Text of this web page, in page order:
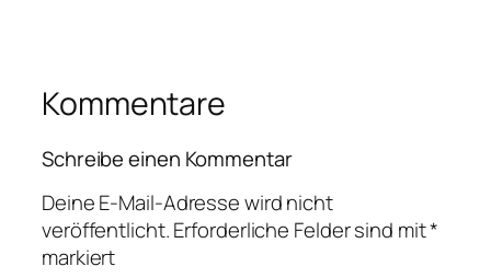
Kommentare
Schreibe einen Kommentar
Deine E-Mail-Adresse wird nicht
veröffentlicht.Erforderliche Felder sind mit*
markiert